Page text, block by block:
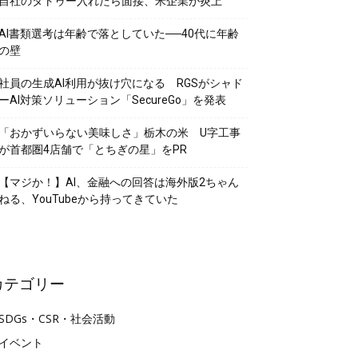
書類選考は年齢で落としていた──40代に年齢
壁
員の生成AI利用が抜け穴になる RGSがシャド
AI対策ソリューション「SecureGo」を発表
おかずいらない美味しさ」栃木の米 U字工事
首都圏4店舗で「とちぎの星」をPR
マジか！】AI、金融への回答は海外版2ちゃん
る、YouTubeから持ってきていた
テゴリー
・CSR・社会活動
ベント